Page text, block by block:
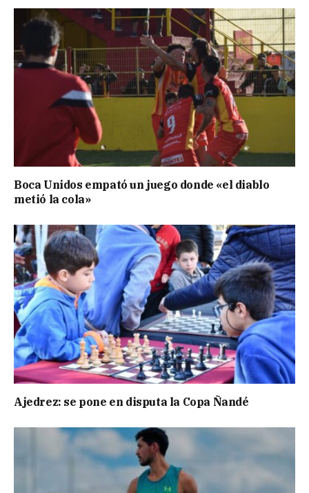
Boca Unidos empató un juego donde «el diablo
metió la cola»
Ajedrez: se pone en disputa la Copa Ñandé